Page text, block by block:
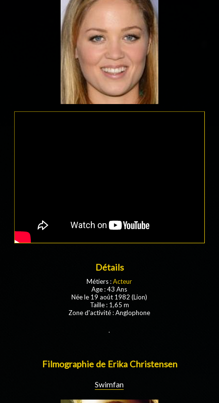
Détails
Métiers :Acteur
Age : 43 Ans
Née le 19 août 1982 (Lion)
Taille : 1,65 m
Zone d'activité : Anglophone
.
Filmographie de Erika Christensen
Swimfan